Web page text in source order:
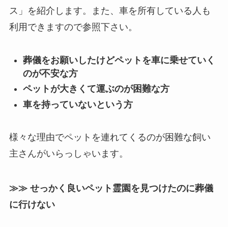
ス」を紹介します。また、車を所有している人も
利用できますので参照下さい。
葬儀をお願いしたけどペットを車に乗せていく
のが不安な方
ペットが大きくて運ぶのが困難な方
車を持っていないという方
様々な理由でペットを連れてくるのが困難な飼い
主さんがいらっしゃいます。
≫≫ せっかく良いペット霊園を見つけたのに葬儀
に行けない